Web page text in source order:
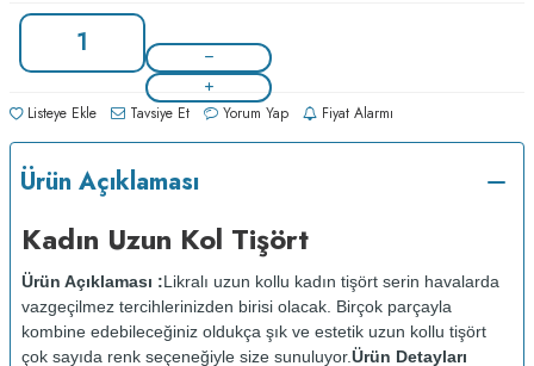
Listeye Ekle Tavsiye Et Yorum Yap Fiyat Alarmı
Ürün Açıklaması
Kadın Uzun Kol Tişört
Ürün Açıklaması :Likralı uzun kollu kadın tişört serin havalarda
vazgeçilmez tercihlerinizden birisi olacak. Birçok parçayla
kombine edebileceğiniz oldukça şık ve estetik uzun kollu tişört
çok sayıda renk seçeneğiyle size sunuluyor.Ürün Detayları